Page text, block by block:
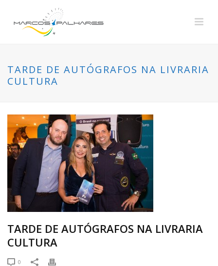
TARDE DE AUTÓGRAFOS NA LIVRARIA
CULTURA
TARDE DE AUTÓGRAFOS NA LIVRARIA
CULTURA
0